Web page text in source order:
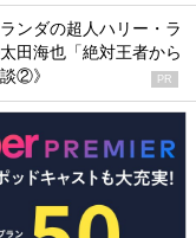
ンダの超人ハリー・ラ
田海也「絶対王者から
②》
PR